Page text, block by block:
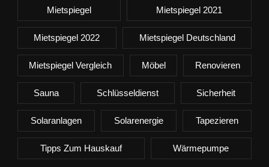
Mietspiegel Mietspiegel 2021
Mietspiegel 2022 Mietspiegel Deutschland
Mietspiegel Vergleich Möbel Renovieren
Sauna Schlüsseldienst Sicherheit
Solaranlagen Solarenergie Tapezieren
Tipps Zum Hauskauf Wärmepumpe